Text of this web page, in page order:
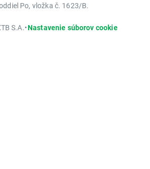
Po, vložka č. 1623/B.
S.A.•Nastavenie súborov cookie